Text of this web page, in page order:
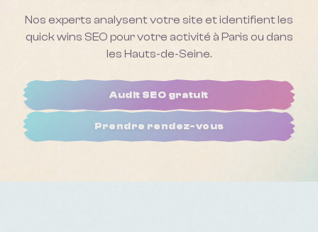
Nos experts analysent votre site et identifient les
quick wins SEO pour votre activité à Paris ou dans
les Hauts-de-Seine.
Audit SEO gratuit
Prendre rendez-vous